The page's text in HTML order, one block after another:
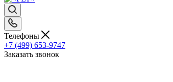
Телефоны
+7 (499) 653-9747
Заказать звонок